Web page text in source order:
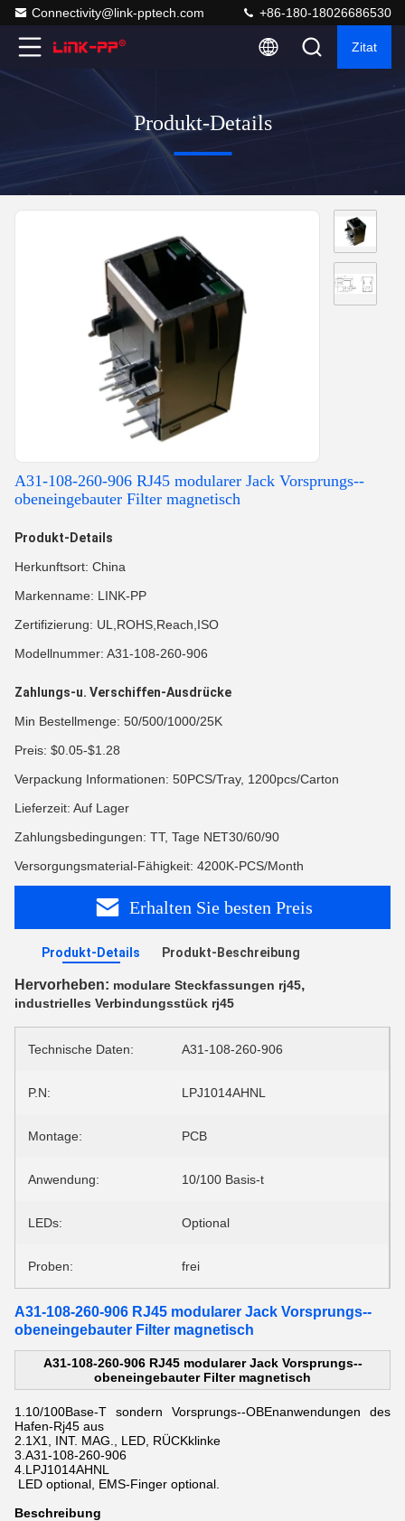
Connectivity@link-pptech.com +86-180-18026686530
Zitat
Produkt-Details
A31-108-260-906 RJ45 modularer Jack Vorsprungs--
obeneingebauter Filter magnetisch
Produkt-Details
Herkunftsort: China
Markenname: LINK-PP
Zertifizierung: UL,ROHS,Reach,ISO
Modellnummer: A31-108-260-906
Zahlungs-u. Verschiffen-Ausdrücke
Min Bestellmenge: 50/500/1000/25K
Preis: $0.05-$1.28
Verpackung Informationen: 50PCS/Tray, 1200pcs/Carton
Lieferzeit: Auf Lager
Zahlungsbedingungen: TT, Tage NET30/60/90
Versorgungsmaterial-Fähigkeit: 4200K-PCS/Month
Erhalten Sie besten Preis
Produkt-Details Produkt-Beschreibung
Hervorheben: modulare Steckfassungen rj45,
industrielles Verbindungsstück rj45
Technische Daten: A31-108-260-906
P.N: LPJ1014AHNL
Montage: PCB
Anwendung: 10/100 Basis-t
LEDs: Optional
Proben: frei
A31-108-260-906 RJ45 modularer Jack Vorsprungs--
obeneingebauter Filter magnetisch
A31-108-260-906 RJ45 modularer Jack Vorsprungs--
obeneingebauter Filter magnetisch
1.10/100Base-T sondern Vorsprungs--OBEnanwendungen des
Hafen-Rj45 aus
2.1X1, INT. MAG., LED, RÜCKklinke
3.A31-108-260-906
4.LPJ1014AHNL
LED optional, EMS-Finger optional.
Beschreibung